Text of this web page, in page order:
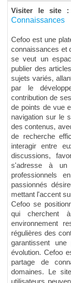
Visiter le site :
Connaissances
Cefoo est une
connaissances et
se veut un
publier des
sujets variés,
par le
contribution de
de points de vue
navigation sur le
des contenus,
de recherche
interagir entre
discussions,
s'adresse à un
professionnels
passionnés
mettant l'accent
Cefoo se
qui cherchent
environnement
régulières des
garantissent
évolution. Cefoo
partage de
domaines. Le
utilisateurs